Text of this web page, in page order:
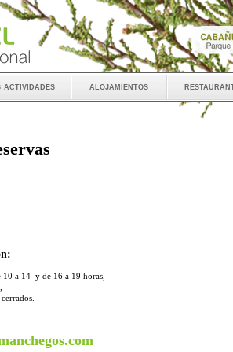
alojamientos
10 a 14 y de 16 a 19 horas,